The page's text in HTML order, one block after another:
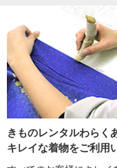
きものレンタルわらく
キレイな着物をご利用